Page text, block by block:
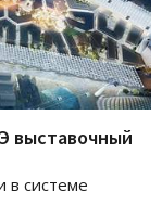
выставочный
в системе